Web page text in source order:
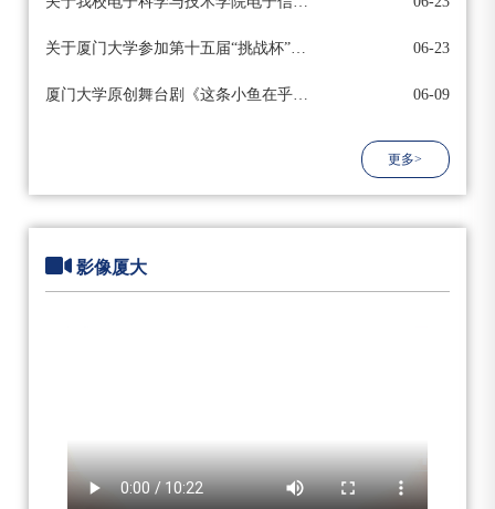
06-23
06-09
更多>
影像厦大